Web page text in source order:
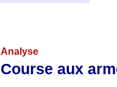
Analyse
Course aux